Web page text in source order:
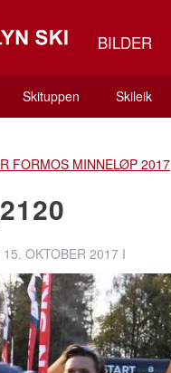
BILDER
Skituppen Skileik
FORMOS MINNELØP 2017
15. OKTOBER 2017 I